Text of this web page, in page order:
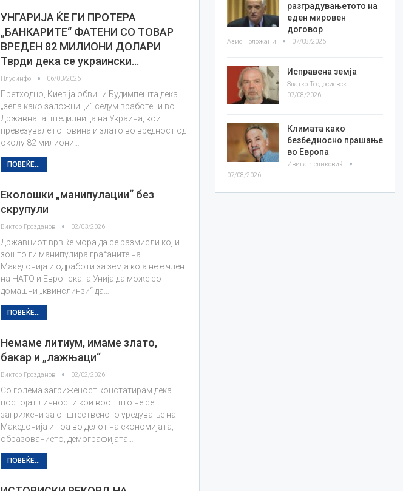
УНГАРИЈА ЌЕ ГИ ПРОТЕРА
„БАНКАРИТЕ“ ФАТЕНИ СО ТОВАР
ВРЕДЕН 82 МИЛИОНИ ДОЛАРИ
Тврди дека се украински…
Плусинфо 06/03/2026
Претходно, Киев ја обвини Будимпешта дека
„зела како заложници“ седум вработени во
Државната штедилница на Украина, кои
превезувале готовина и злато во вредност од
околу 82 милиони…
ПОВЕЌЕ...
Еколошки „манипулации“ без
скрупули
Виктор Грозданов 02/03/2026
Државниот врв ќе мора да се размисли кој и
зошто ги манипулира граѓаните на
Македонија и одработи за земја која не е член
на НАТО и Европската Унија да може со
домашни „квинслинзи“ да…
ПОВЕЌЕ...
Немаме литиум, имаме злато,
бакар и „лажњаци“
Виктор Грозданов 02/02/2026
Со голема загриженост констатирам дека
постојат личности кои воопшто не се
загрижени за општественото уредување на
Македонија и тоа во делот на економијата,
образованието, демографијата…
ПОВЕЌЕ...
разградувањетото на
еден мировен
договор
Азис Положани 07/08/2026
Исправена земја
Златко Теодосиевски
07/08/2026
Климата како
безбедносно прашање
во Европа
Ивица Челиковиќ
07/08/2026